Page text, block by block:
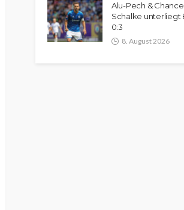
Alu-Pech &
Schalke unterliegt
0:3
8. August 2026